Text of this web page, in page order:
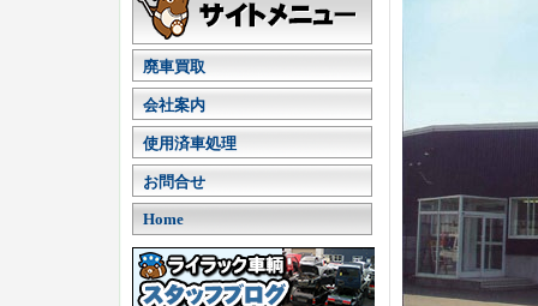
廃車買取
会社案内
使用済車処理
お問合せ
Home